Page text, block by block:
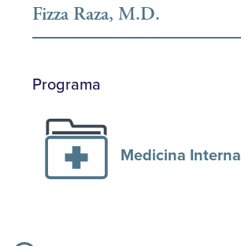
Fizza Raza, M.D.
Programa
Medicina Interna